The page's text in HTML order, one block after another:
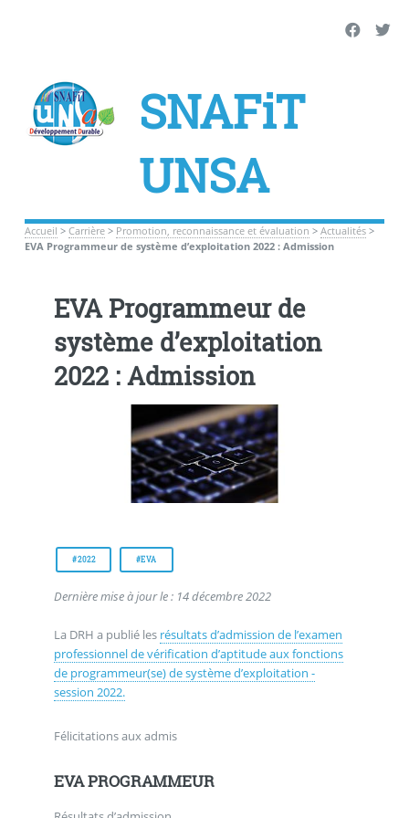
SNAFiT
UNSA
Accueil > Carrière> Promotion, reconnaissance et évaluation > Actualités>
EVA Programmeur de système d’exploitation 2022 : Admission
EVA Programmeur de
système d’exploitation
2022 : Admission
#2022 #EVA
Dernière mise à jour le : 14 décembre 2022
La DRH a publié les résultats d’admission de l’examen
professionnel de vérification d’aptitude aux fonctions
de programmeur(se) de système d’exploitation -
session 2022.
Félicitations aux admis
EVA PROGRAMMEUR